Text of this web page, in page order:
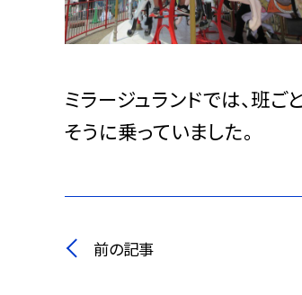
ミラージュランドでは、班
そうに乗っていました。
前の記事